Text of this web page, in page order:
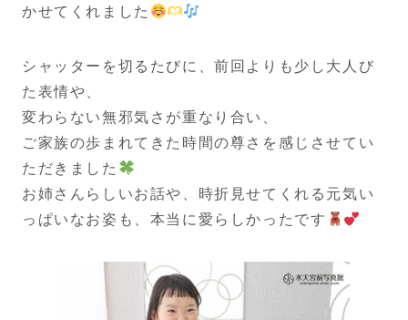
かせてくれました
シャッターを切るたびに、前回よりも少し大人び
た表情や、
変わらない無邪気さが重なり合い、
ご家族の歩まれてきた時間の尊さを感じさせてい
ただきました
お姉さんらしいお話や、時折見せてくれる元気い
っぱいなお姿も、本当に愛らしかったです